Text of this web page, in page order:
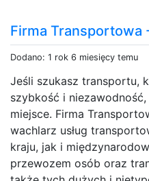
Firma Transportowa
Dodano: 1 rok 6 miesięcy temu
Jeśli szukasz transportu,
szybkość i niezawodność,
miejsce. Firma
wachlarz usług
kraju, jak i
przewozem osób oraz